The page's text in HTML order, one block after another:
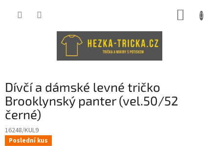
Dívčí a dámské levné tričko
Brooklynský panter (vel.50/52
černé)
16248/KUL9
Poslední kus